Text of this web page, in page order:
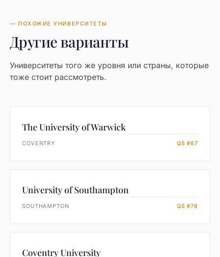
— ПОХОЖИЕ УНИВЕРСИТЕТЫ
Другие варианты
Университеты того же уровня или страны, которые
тоже стоит рассмотреть.
The University of Warwick
COVENTRY QS #67
University of Southampton
SOUTHAMPTON QS #78
Coventry University